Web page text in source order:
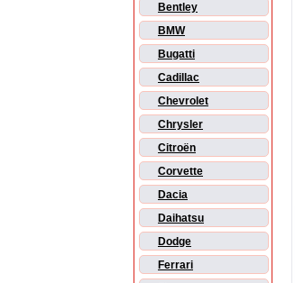
Bentley
BMW
Bugatti
Cadillac
Chevrolet
Chrysler
Citroën
Corvette
Dacia
Daihatsu
Dodge
Ferrari